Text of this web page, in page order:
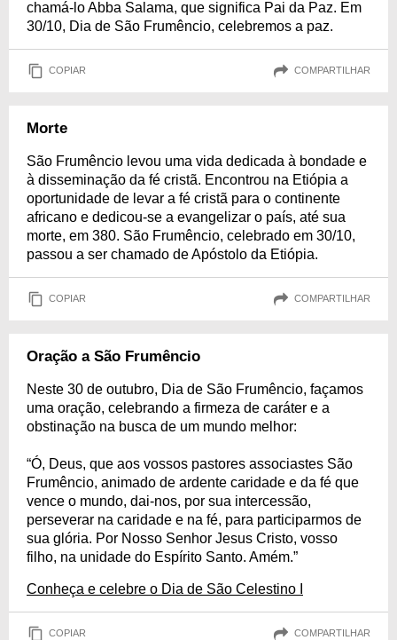
chamá-lo Abba Salama, que significa Pai da Paz. Em
30/10, Dia de São Frumêncio, celebremos a paz.
COPIAR COMPARTILHAR
Morte
São Frumêncio levou uma vida dedicada à bondade e
à disseminação da fé cristã. Encontrou na Etiópia a
oportunidade de levar a fé cristã para o continente
africano e dedicou-se a evangelizar o país, até sua
morte, em 380. São Frumêncio, celebrado em 30/10,
passou a ser chamado de Apóstolo da Etiópia.
COPIAR COMPARTILHAR
Oração a São Frumêncio
Neste 30 de outubro, Dia de São Frumêncio, façamos
uma oração, celebrando a firmeza de caráter e a
obstinação na busca de um mundo melhor:
“Ó, Deus, que aos vossos pastores associastes São
Frumêncio, animado de ardente caridade e da fé que
vence o mundo, dai-nos, por sua intercessão,
perseverar na caridade e na fé, para participarmos de
sua glória. Por Nosso Senhor Jesus Cristo, vosso
filho, na unidade do Espírito Santo. Amém.”
Conheça e celebre o Dia de São Celestino I
COPIAR COMPARTILHAR